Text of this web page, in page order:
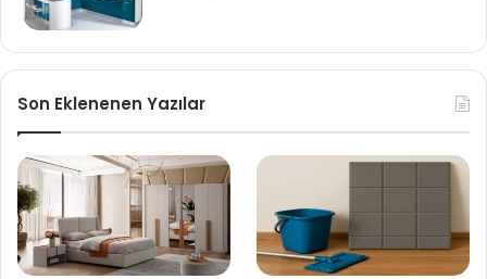
Son Eklenenen Yazılar